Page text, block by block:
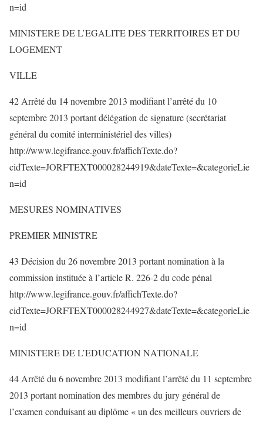
n=id
MINISTERE DE L’EGALITE DES TERRITOIRES ET DU
LOGEMENT
VILLE
42 Arrêté du 14 novembre 2013 modifiant l’arrêté du 10
septembre 2013 portant délégation de signature (secrétariat
général du comité interministériel des villes)
http://www.legifrance.gouv.fr/affichTexte.do?
cidTexte=JORFTEXT000028244919&dateTexte=&categorieLie
n=id
MESURES NOMINATIVES
PREMIER MINISTRE
43 Décision du 26 novembre 2013 portant nomination à la
commission instituée à l’article R. 226-2 du code pénal
http://www.legifrance.gouv.fr/affichTexte.do?
cidTexte=JORFTEXT000028244927&dateTexte=&categorieLie
n=id
MINISTERE DE L’EDUCATION NATIONALE
44 Arrêté du 6 novembre 2013 modifiant l’arrêté du 11 septembre
2013 portant nomination des membres du jury général de
l’examen conduisant au diplôme « un des meilleurs ouvriers de